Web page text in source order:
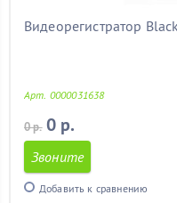
Видеорегистратор
Арт. 0000031638
0 р. 0 р.
Звоните
Добавить к сравнению